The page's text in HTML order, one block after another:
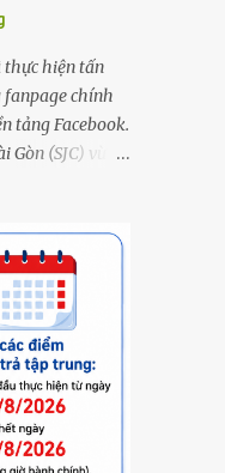
hiện tấn
chính
tảng Facebook.
(SJC) vừa
ty SJC trên nền
Trước đó,
báo đến
xấu giả mạo
Facebook
lợi. Để bảo đảm
công ty SJC